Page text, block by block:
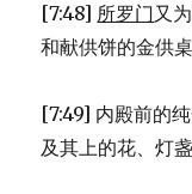
[7:48] 所罗门又
和献供饼的金供桌
[7:49] 内殿前的
及其上的花、灯